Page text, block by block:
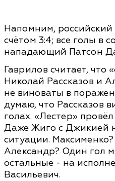
Напомним, российский
счётом 3:4; все голы в
нападающий Патсон
Гаврилов считает, что
Николай Рассказов и
не виноваты в
думаю, что Рассказов
голах. «Лестер»
Даже Жиго с Джикией
ситуации.
Александр? Один гол
остальные - на
Васильевич.